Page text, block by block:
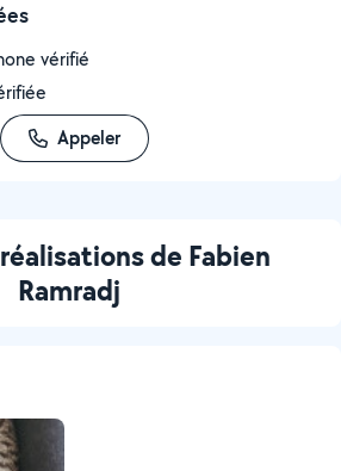
vérifié
Appeler
de Fabien
Ramradj